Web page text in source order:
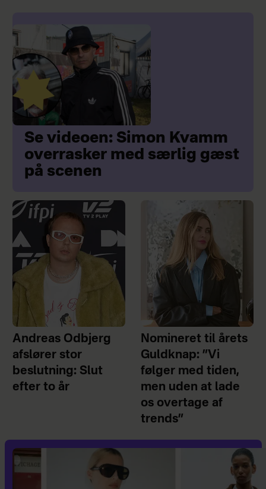
Se videoen: Simon Kvamm
overrasker med særlig gæst
på scenen
Andreas Odbjerg
afslører stor
beslutning: Slut
efter to år
Nomineret til årets
Guldknap: ”Vi
følger med tiden,
men uden at lade
os overtage af
trends”